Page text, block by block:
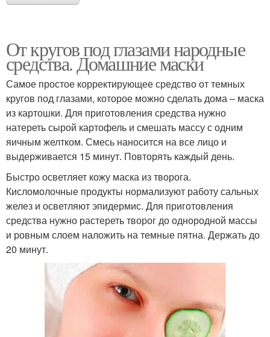
От кругов под глазами народные
средства. Домашние маски
Самое простое корректирующее средство от темных
кругов под глазами, которое можно сделать дома – маска
из картошки. Для приготовления средства нужно
натереть сырой картофель и смешать массу с одним
яичным желтком. Смесь наносится на все лицо и
выдерживается 15 минут. Повторять каждый день.
Быстро осветляет кожу маска из творога.
Кисломолочные продукты нормализуют работу сальных
желез и осветляют эпидермис. Для приготовления
средства нужно растереть творог до однородной массы
и ровным слоем наложить на темные пятна. Держать до
20 минут.